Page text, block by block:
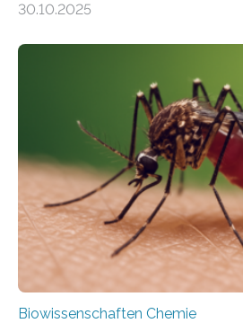
Landpflanzen zählen zu den
Grünalgen, die vor Hunderten von
lebten. Unter den Vorfahren sticht
die noch heute in der Natur
Süßwasseralge
dieser Gruppe bilden aus
mit scheibenförmiger Gestalt.
nächsten…
30.10.2025
Biowissenschaften Chemie